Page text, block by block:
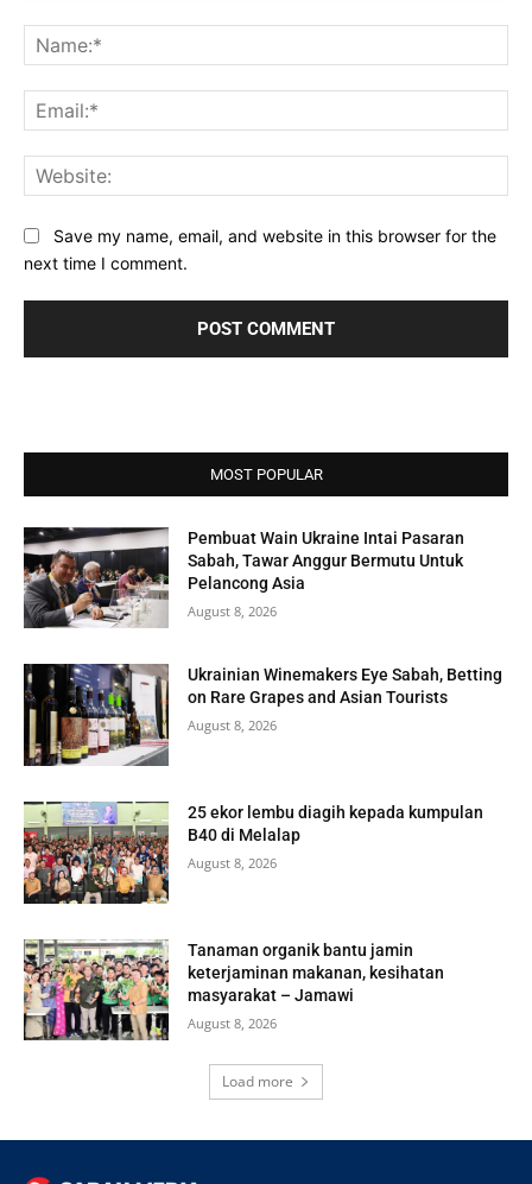
Save my name, email, and website in this browser for the
next time I comment.
MOST POPULAR
Pembuat Wain Ukraine Intai Pasaran
Sabah, Tawar Anggur Bermutu Untuk
Pelancong Asia
August 8, 2026
Ukrainian Winemakers Eye Sabah, Betting
on Rare Grapes and Asian Tourists
August 8, 2026
25 ekor lembu diagih kepada kumpulan
B40 di Melalap
August 8, 2026
Tanaman organik bantu jamin
keterjaminan makanan, kesihatan
masyarakat – Jamawi
August 8, 2026
Load more